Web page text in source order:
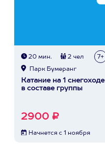
20 мин. 2 чел 7+
Парк Бумеранг
Катание на 1 снегоходе
в составе группы
2900 ₽
Начнется с 1 ноября